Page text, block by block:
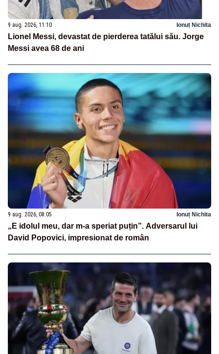
9 aug. 2026, 11:10 Ionuț Nichita
Lionel Messi, devastat de pierderea tatălui său. Jorge
Messi avea 68 de ani
9 aug. 2026, 08:05 Ionuț Nichita
„E idolul meu, dar m-a speriat puțin”. Adversarul lui
David Popovici, impresionat de român